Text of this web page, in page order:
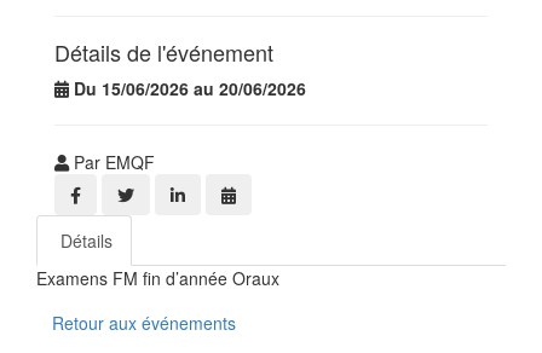
Détails de l'événement
Du 15/06/2026 au 20/06/2026
Par EMQF
Détails
Examens FM fin d’année Oraux
Retour aux événements